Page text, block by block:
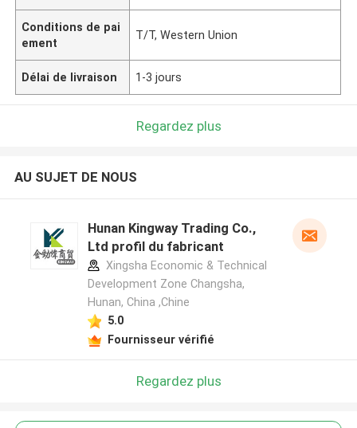
Conditions de pai
ement
T/T, Western Union
Délai de livraison 1-3 jours
Regardez plus
AU SUJET DE NOUS
Hunan Kingway Trading Co.,
Ltd profil du fabricant
Xingsha Economic & Technical
Development Zone Changsha,
Hunan, China ,Chine
5.0
Fournisseur vérifié
Regardez plus